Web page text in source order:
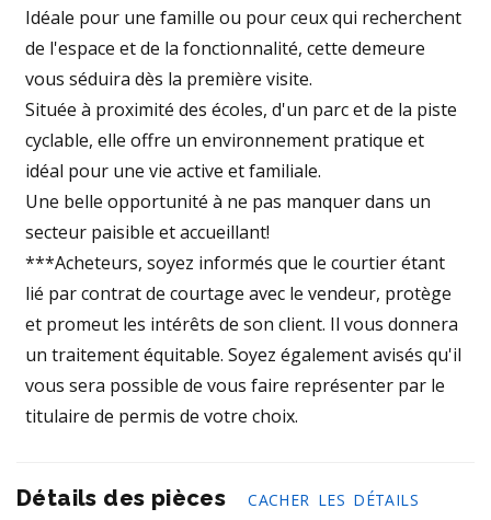
Idéale pour une famille ou pour ceux qui recherchent
de l'espace et de la fonctionnalité, cette demeure
vous séduira dès la première visite.
Située à proximité des écoles, d'un parc et de la piste
cyclable, elle offre un environnement pratique et
idéal pour une vie active et familiale.
Une belle opportunité à ne pas manquer dans un
secteur paisible et accueillant!
***Acheteurs, soyez informés que le courtier étant
lié par contrat de courtage avec le vendeur, protège
et promeut les intérêts de son client. Il vous donnera
un traitement équitable. Soyez également avisés qu'il
vous sera possible de vous faire représenter par le
titulaire de permis de votre choix.
Détails des pièces
CACHER LES DÉTAILS